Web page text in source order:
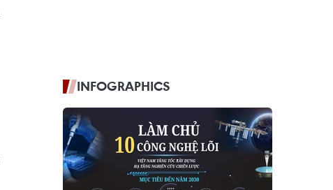
INFOGRAPHICS